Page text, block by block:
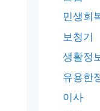
민생회
보청기
생활정
유용한
이사